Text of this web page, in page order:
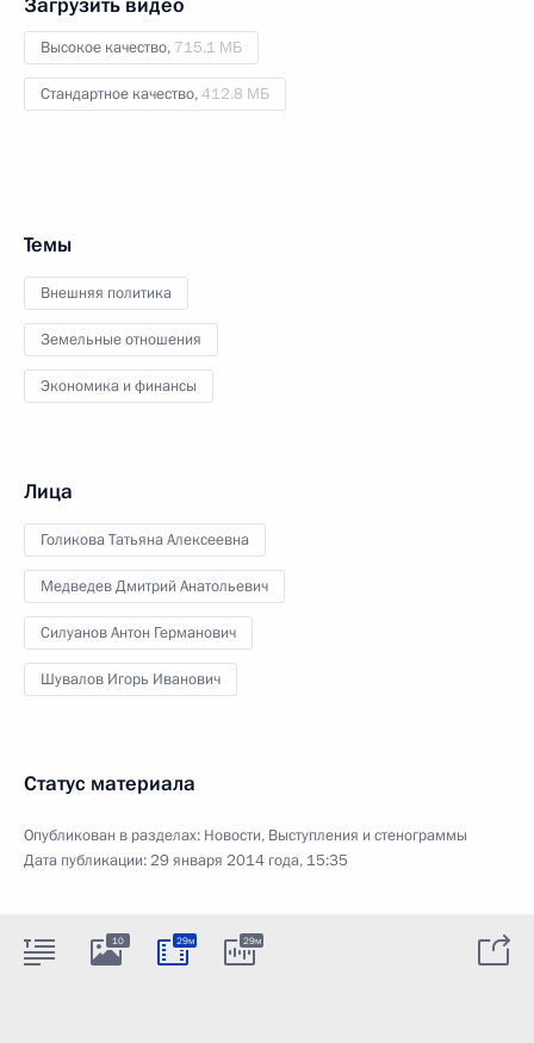
Высокое качество, 715.1 МБ
Стандартное качество,412.8 МБ
Темы
Внешняя политика
Земельные отношения
Экономика и финансы
Лица
Голикова Татьяна Алексеевна
Медведев Дмитрий Анатольевич
Силуанов Антон Германович
Шувалов Игорь Иванович
Статус материала
Опубликован в разделах: Новости, Выступления и стенограммы
Дата публикации:29 января 2014 года, 15:35
10 29м 29м